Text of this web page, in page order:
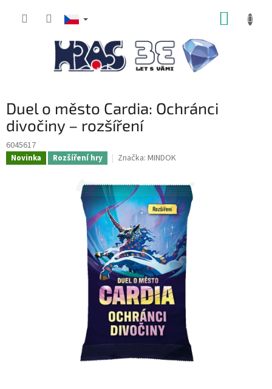
Duel o město Cardia: Ochránci
divočiny – rozšíření
6045617
Novinka Rozšíření hry Značka: MINDOK